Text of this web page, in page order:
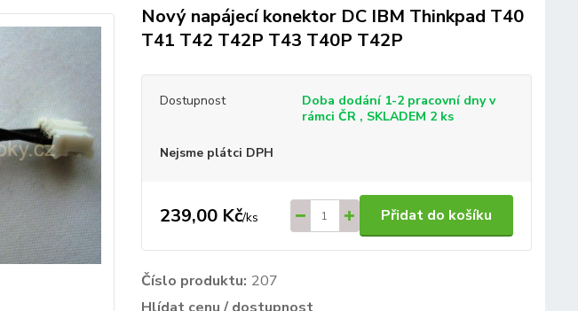
Nový napájecí konektor DC IBM Thinkpad T40
T41 T42 T42P T43 T40P T42P
Dostupnost
Doba dodání 1-2 pracovní dny v
rámci ČR , SKLADEM 2 ks
Nejsme plátci DPH
239,00 Kč/ks Přidat do košíku
Číslo produktu: 207